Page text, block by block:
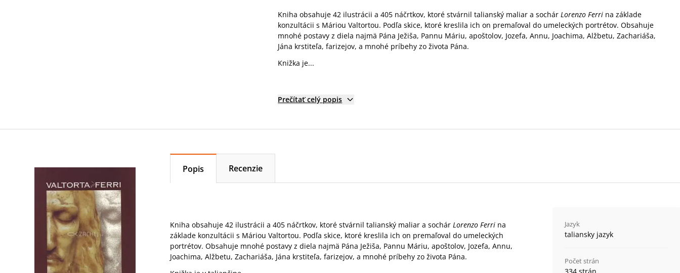
Kniha obsahuje 42 ilustrácii a 405 náčrtkov, ktoré stvárnil talianský maliar a sochárLorenzo Ferri na základe
konzultácii s Máriou Valtortou. Podľa skice, ktoré kreslila ich on premaľoval do umeleckých portrétov. Obsahuje
mnohé postavy z diela najmä Pána Ježiša, Pannu Máriu, apoštolov, Jozefa, Annu, Joachima, Alžbetu, Zachariáša,
Jána krstiteľa, farizejov, a mnohé príbehy zo života Pána.
Knižka je...
Prečítať celý popis
Popis Recenzie
Kniha obsahuje 42 ilustrácii a 405 náčrtkov, ktoré stvárnil talianský maliar a sochár Lorenzo Ferri na
základe konzultácii s Máriou Valtortou. Podľa skice, ktoré kreslila ich on premaľoval do umeleckých
portrétov. Obsahuje mnohé postavy z diela najmä Pána Ježiša, Pannu Máriu, apoštolov, Jozefa, Annu,
Joachima, Alžbetu, Zachariáša, Jána krstiteľa, farizejov, a mnohé príbehy zo života Pána.
Jazyk
taliansky jazyk
Počet strán